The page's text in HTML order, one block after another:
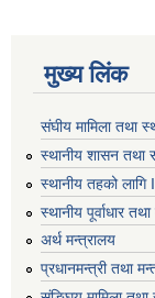
मुख्य लिंक
संघीय मामिला तथा
स्थानीय शासन तथा
स्थानीय तहको
स्थानीय पूर्वाधार
अर्थ मन्त्रालय
प्रधानमन्त्री तथा